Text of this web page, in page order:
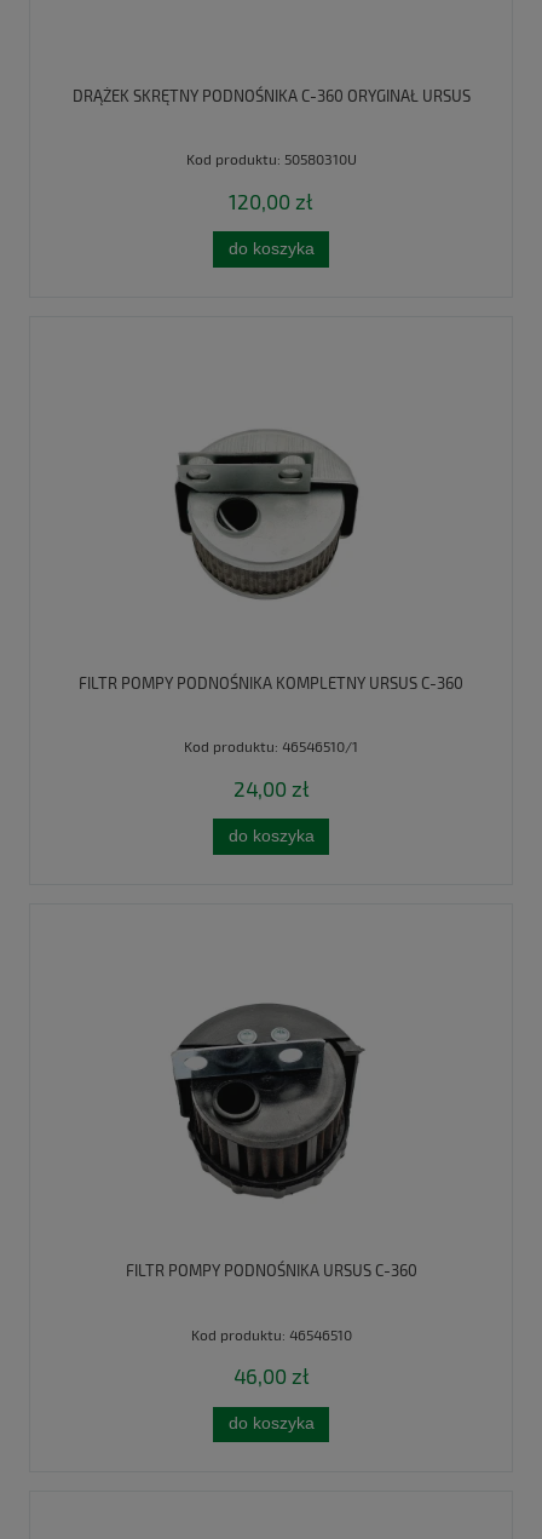
DRĄŻEK SKRĘTNY PODNOŚNIKA C-360 ORYGINAŁ URSUS
Kod produktu: 50580310U
120,00 zł
do koszyka
FILTR POMPY PODNOŚNIKA KOMPLETNY URSUS C-360
Kod produktu: 46546510/1
24,00 zł
do koszyka
FILTR POMPY PODNOŚNIKA URSUS C-360
Kod produktu: 46546510
46,00 zł
do koszyka